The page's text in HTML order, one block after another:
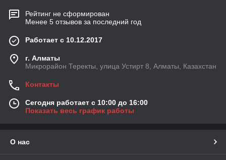
Рейтинг не сформирован
Менее 5 отзывов за последний год
Работает с 10.12.2017
г. Алматы
Микрорайон Теректы, улица Устирт 8, Алматы, Казахстан
Контакты
Сегодня работает с 10:00 до 16:00
Показать весь график работы
О нас